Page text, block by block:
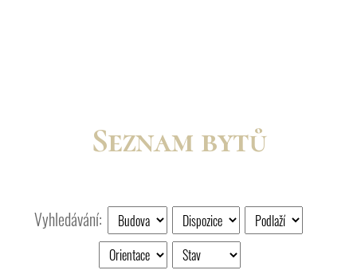
Seznam bytů
Vyhledávání: